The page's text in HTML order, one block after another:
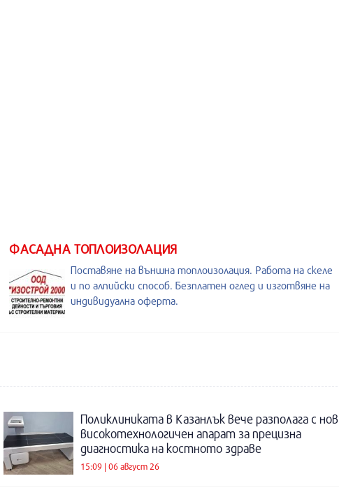
ФАСАДНА ТОПЛОИЗОЛАЦИЯ
Поставяне на външна топлоизолация. Работа на скеле
и по алпийски способ. Безплатен оглед и изготвяне на
индивидуална оферта.
Поликлиниката в Казанлък вече разполага с нов
високотехнологичен апарат за прецизна
диагностика на костното здраве
15:09 | 06 август 26